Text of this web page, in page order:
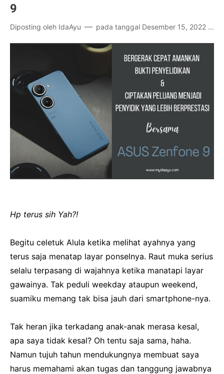
9
Diposting oleh IdaAyu pada tanggal Desember 15, 2022
Hp terus sih Yah?!
Begitu celetuk Alula ketika melihat ayahnya yang
terus saja menatap layar ponselnya. Raut muka serius
selalu terpasang di wajahnya ketika manatapi layar
gawainya. Tak peduli weekday ataupun weekend,
suamiku memang tak bisa jauh dari smartphone-nya.
Tak heran jika terkadang anak-anak merasa kesal,
apa saya tidak kesal? Oh tentu saja sama, haha.
Namun tujuh tahun mendukungnya membuat saya
harus memahami akan tugas dan tanggung jawabnya